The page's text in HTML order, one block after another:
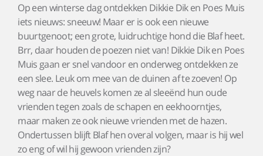
Op een winterse dag ontdekken Dikkie Dik en Poes Muis
iets nieuws: sneeuw! Maar er is ook een nieuwe
buurtgenoot; een grote, luidruchtige hond die Blaf heet.
Brr, daar houden de poezen niet van! Dikkie Dik en Poes
Muis gaan er snel vandoor en onderweg ontdekken ze
een slee. Leuk om mee van de duinen af te zoeven! Op
weg naar de heuvels komen ze al sleeënd hun oude
vrienden tegen zoals de schapen en eekhoorntjes,
maar maken ze ook nieuwe vrienden met de hazen.
Ondertussen blijft Blaf hen overal volgen, maar is hij wel
zo eng of wil hij gewoon vrienden zijn?